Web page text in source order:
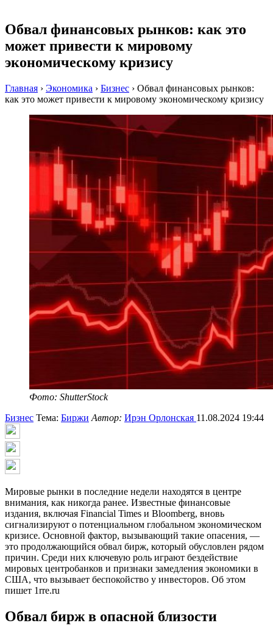
Обвал финансовых рынков: как это
может привести к мировому
экономическому кризису
Главная › Экономика › Бизнес › Обвал финансовых рынков:
как это может привести к мировому экономическому кризису
Фото: ShutterStock
Бизнес Тема: Биржи Автор: Ирэн Орлонская 11.08.2024 19:44
Мировые рынки в последние недели находятся в центре
внимания, как никогда ранее. Известные финансовые
издания, включая Financial Times и Bloomberg, вновь
сигнализируют о потенциальном глобальном экономическом
кризисе. Основной фактор, вызывающий такие опасения, —
это продолжающийся обвал бирж, который обусловлен рядом
причин. Среди них ключевую роль играют бездействие
мировых центробанков и признаки замедления экономики в
США, что вызывает беспокойство у инвесторов. Об этом
пишет 1rre.ru
Обвал бирж в опасной близости